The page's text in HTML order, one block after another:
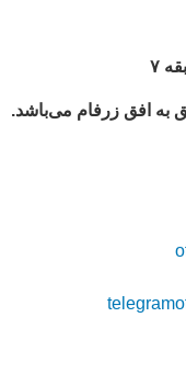
۷
به افق زرفام می‌باشد.